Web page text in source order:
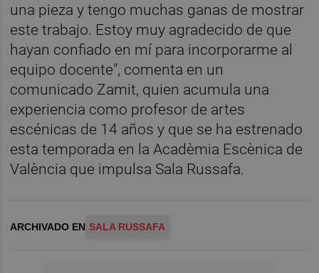
una pieza y tengo muchas ganas de mostrar
este trabajo. Estoy muy agradecido de que
hayan confiado en mí para incorporarme al
equipo docente", comenta en un
comunicado Zamit, quien acumula una
experiencia como profesor de artes
escénicas de 14 años y que se ha estrenado
esta temporada en la Acadèmia Escènica de
València que impulsa Sala Russafa.
ARCHIVADO EN SALA RUSSAFA